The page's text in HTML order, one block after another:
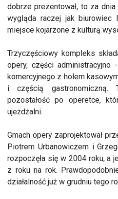
dobrze prezentował, to za
wygląda raczej jak biurowiec
miejsce kojarzone z kulturą
Trzyczęściowy kompleks
opery, części administracyjno
komercyjnego z holem
i częścią
pozostałość po operetce,
ujeżdżalni.
Gmach opery zaprojektował
Piotrem Urbanowiczem i
rozpoczęła się w 2004 roku, a
z roku na rok.
działalność już w grudniu tego